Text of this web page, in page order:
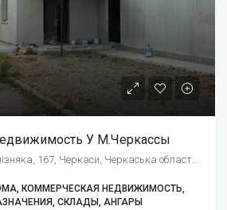
У М.Черкассы
КОММЕРЧЕСКАЯ НЕДВИЖИМОСТЬ,
СКЛАДЫ, АНГАРЫ